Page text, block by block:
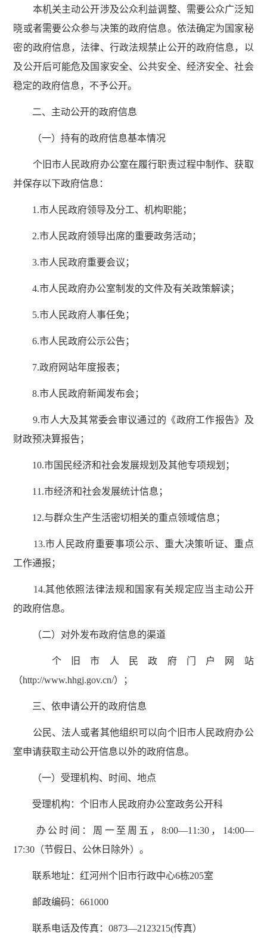
本机关主动公开涉及公众利益调整、需要公众广泛知
晓或者需要公众参与决策的政府信息。依法确定为国家秘
密的政府信息，法律、行政法规禁止公开的政府信息，以
及公开后可能危及国家安全、公共安全、经济安全、社会
稳定的政府信息，不予公开。
二、主动公开的政府信息
（一）持有的政府信息基本情况
个旧市人民政府办公室在履行职责过程中制作、获取
并保存以下政府信息：
1.市人民政府领导及分工、机构职能；
2.市人民政府领导出席的重要政务活动；
3.市人民政府重要会议；
4.市人民政府办公室制发的文件及有关政策解读；
5.市人民政府人事任免；
6.市人民政府公示公告；
7.政府网站年度报表；
8.市人民政府新闻发布会；
9.市人大及其常委会审议通过的《政府工作报告》及
财政预决算报告；
10.市国民经济和社会发展规划及其他专项规划；
11.市经济和社会发展统计信息；
12.与群众生产生活密切相关的重点领域信息；
13.市人民政府重要事项公示、重大决策听证、重点
工作通报；
14.其他依照法律法规和国家有关规定应当主动公开
的政府信息。
（二）对外发布政府信息的渠道
个旧市人民政府门户网站
（http://www.hhgj.gov.cn/）；
三、依申请公开的政府信息
公民、法人或者其他组织可以向个旧市人民政府办公
室申请获取主动公开信息以外的政府信息。
（一）受理机构、时间、地点
受理机构：个旧市人民政府办公室政务公开科
办公时间：周一至周五，8:00—11:30，14:00—
17:30（节假日、公休日除外）。
联系地址：红河州个旧市行政中心6栋205室
邮政编码：661000
联系电话及传真：0873—2123215(传真）